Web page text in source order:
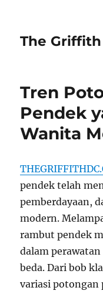
The Griffith
Tren
Pendek
Wanita
pendek telah
pemberdayaan,
modern.
rambut pendek
dalam
beda. Dari bob
variasi potongan